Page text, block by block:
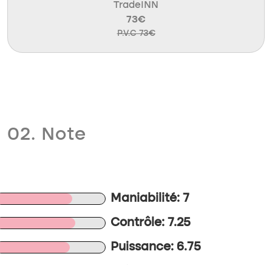
TradeINN
73€
P.V.C 73€
02. Note
Maniabilité: 7
Contrôle: 7.25
Puissance: 6.75